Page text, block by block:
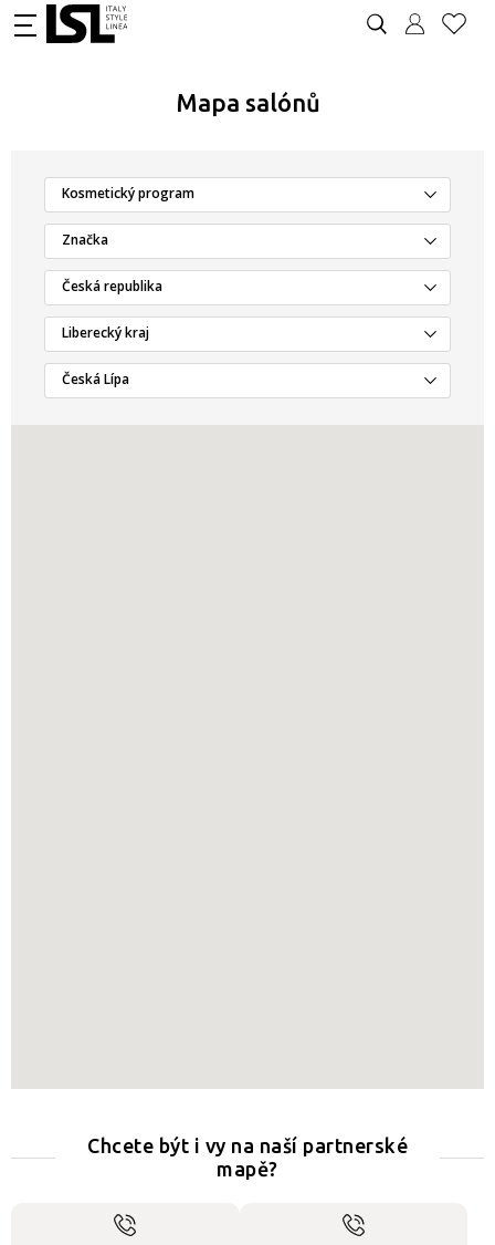
Mapa salónů
Kosmetický program
Značka
Česká republika
Liberecký kraj
Česká Lípa
Chcete být i vy na naší partnerské
mapě?